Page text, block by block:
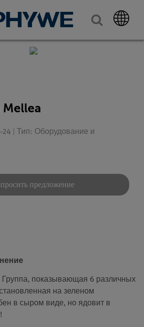
24 | Тип: Оборудование и
предложение
Группа, показывающая 6 различных
на зеленом
в сыром виде, но ядовит в